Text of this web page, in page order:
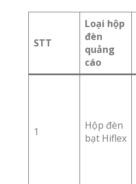
STT
Loại hộp
đèn
quảng
cáo
1
Hộp đèn
bạt Hiflex